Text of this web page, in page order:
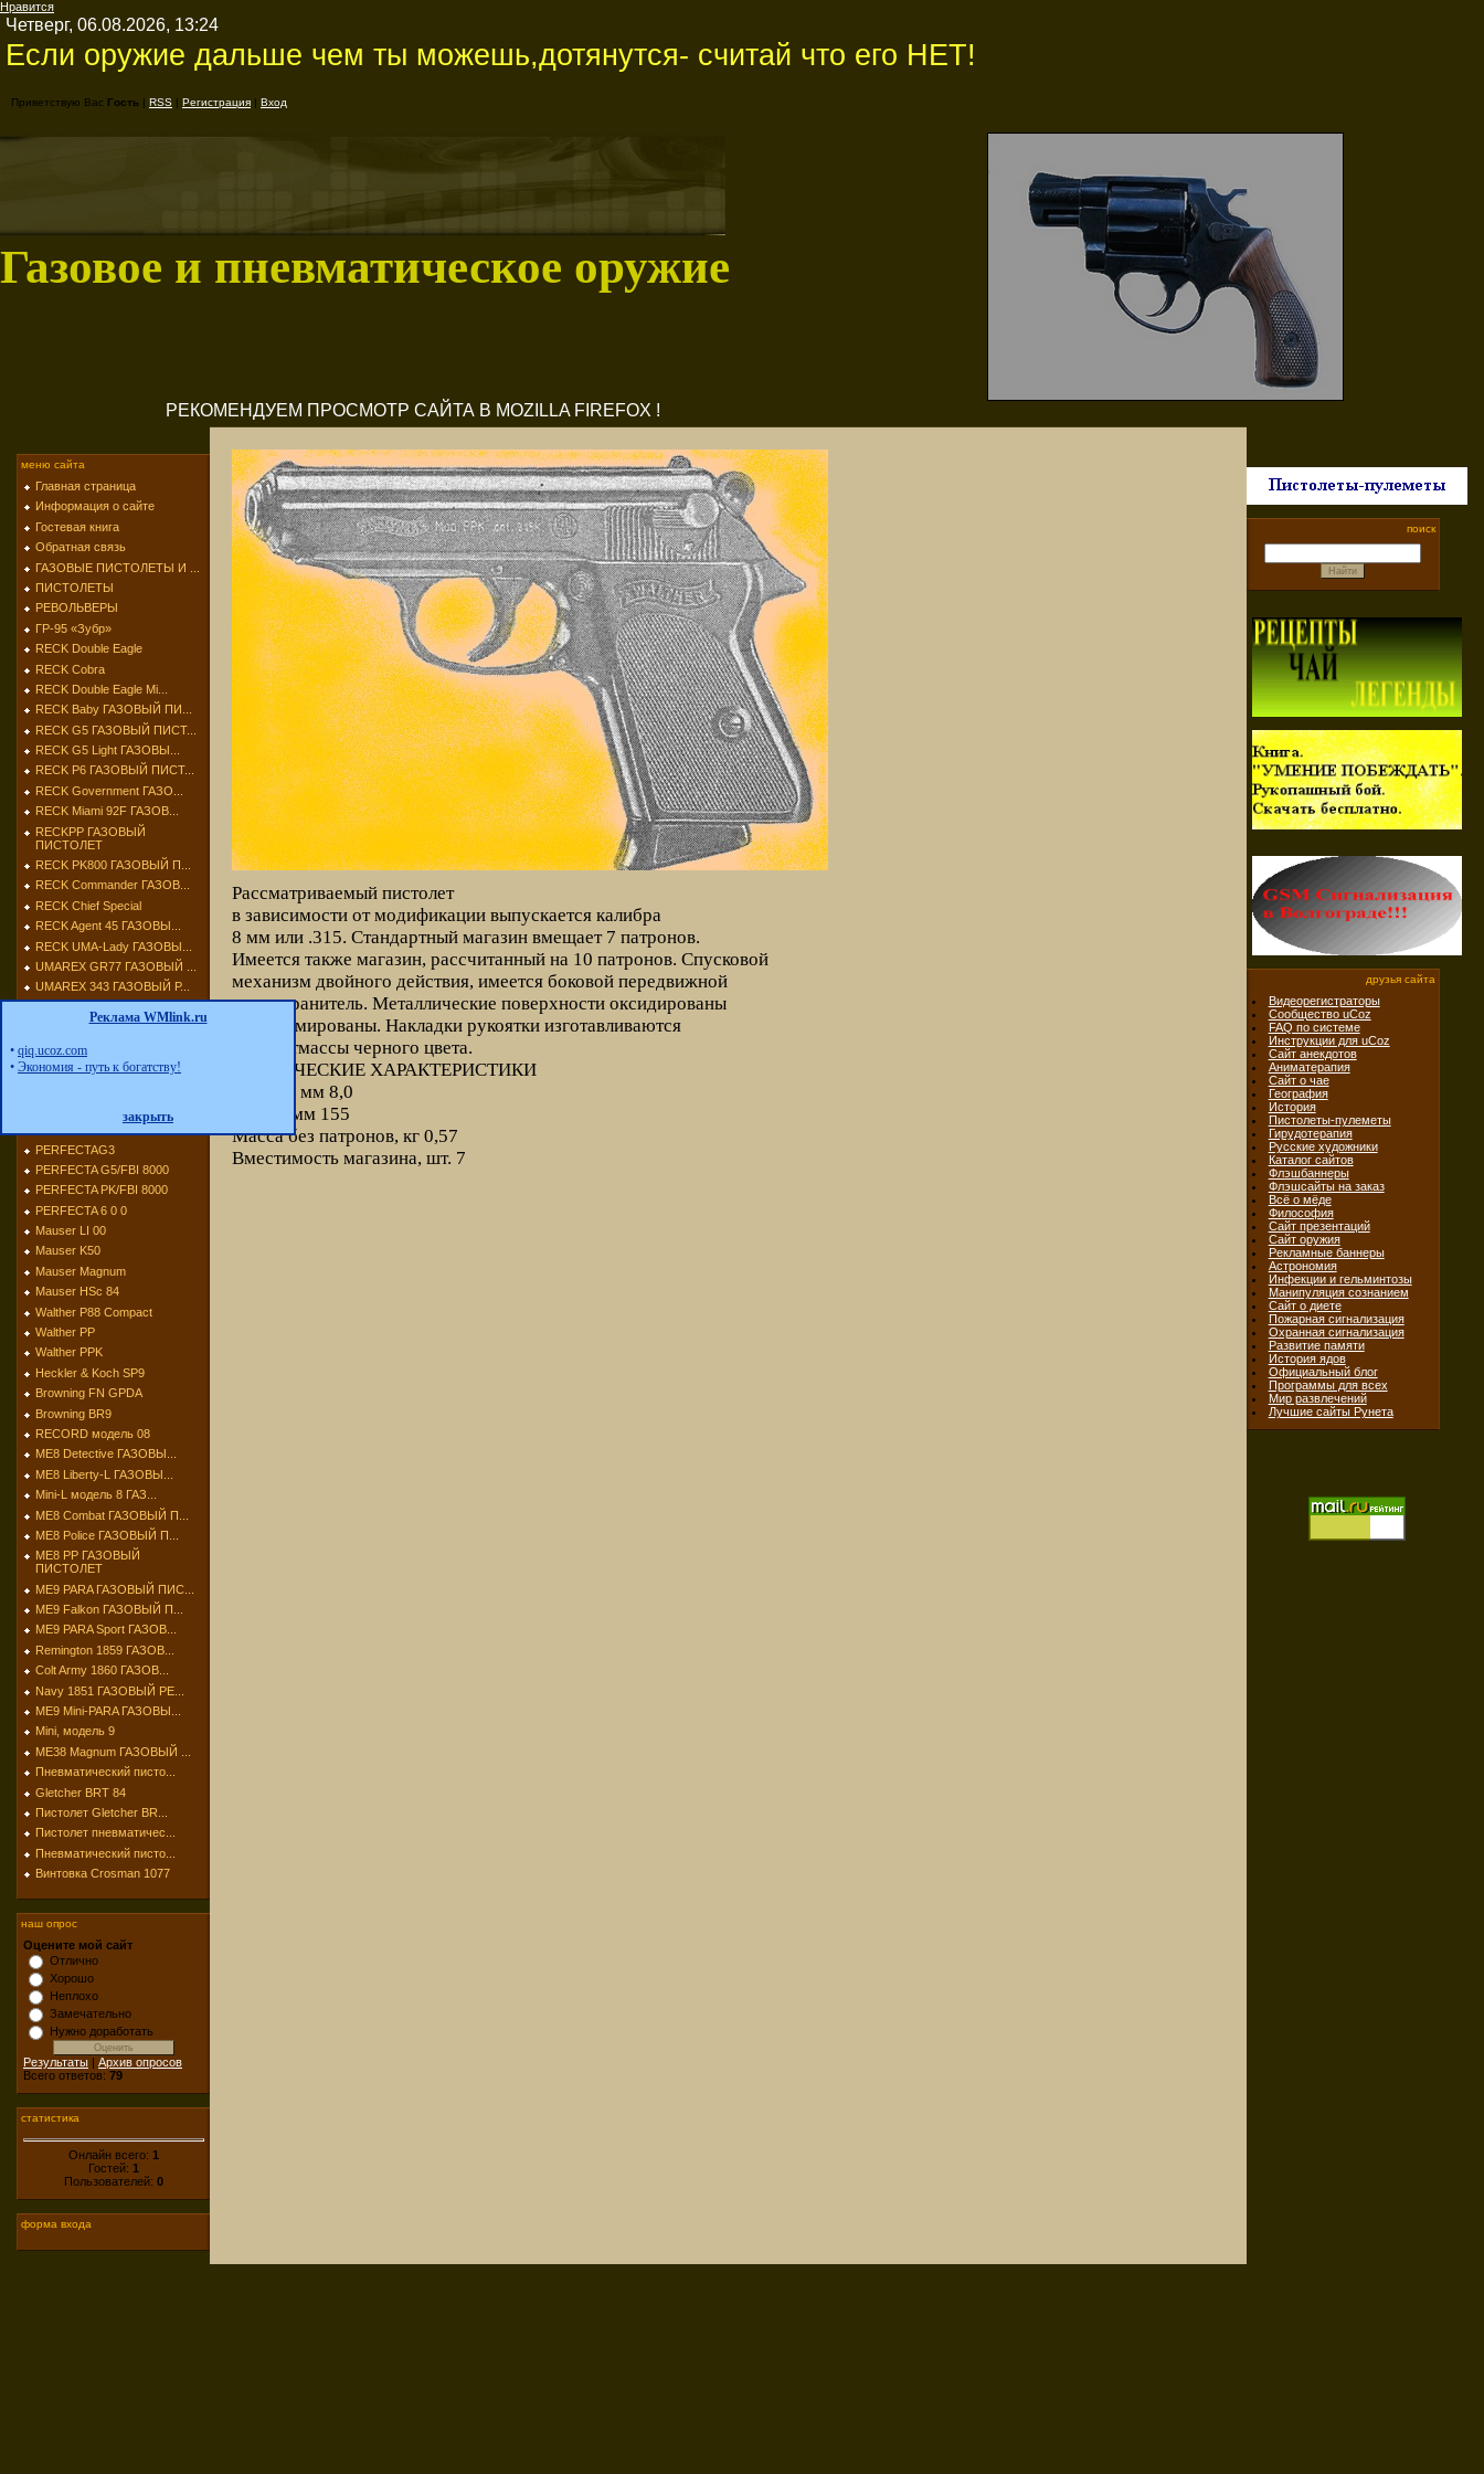
Нравится
Четверг, 06.08.2026, 13:24
Если оружие дальше чем ты можешь,дотянутся- считай что его НЕТ!
Приветствую Вас Гость | RSS | Регистрация | Вход
Газовое и пневматическое оружие
РЕКОМЕНДУЕМ ПРОСМОТР САЙТА В MOZILLA FIREFOX !
меню сайта
Главная страница
Информация о сайте
Гостевая книга
Обратная связь
ГАЗОВЫЕ ПИСТОЛЕТЫ И ...
ПИСТОЛЕТЫ
РЕВОЛЬВЕРЫ
ГР-95 «Зубр»
RECK Double Eagle
RECK Cobra
RECK Double Eagle Mi...
RECK Baby ГАЗОВЫЙ ПИ...
RECK G5 ГАЗОВЫЙ ПИСТ...
RECK G5 Light ГАЗОВЫ...
RECK P6 ГАЗОВЫЙ ПИСТ...
RECK Government ГАЗО...
RECK Miami 92F ГАЗОВ...
RECKPP ГАЗОВЫЙ
ПИСТОЛЕТ
RECK PK800 ГАЗОВЫЙ П...
RECK Commander ГАЗОВ...
RECK Chief Special
RECK Agent 45 ГАЗОВЫ...
RECK UMA-Lady ГАЗОВЫ...
UMAREX GR77 ГАЗОВЫЙ ...
UMAREX 343 ГАЗОВЫЙ Р...
UMAREX Python
UMAREX 302
UMAREX Brigadier ГАЗ...
PERFECTA G ГАЗОВЫЙ П...
PERFECTAG3
PERFECTA G5/FBI 8000
PERFECTA PK/FBI 8000
PERFECTA 6 0 0
Mauser LI 00
Mauser K50
Mauser Magnum
Mauser HSc 84
Walther P88 Compact
Walther PP
Walther PPK
Heckler & Koch SP9
Browning FN GPDA
Browning BR9
RECORD модель 08
МЕ8 Detective ГАЗОВЫ...
МЕ8 Liberty-L ГАЗОВЫ...
Mini-L модель 8 ГАЗ...
МЕ8 Combat ГАЗОВЫЙ П...
МЕ8 Police ГАЗОВЫЙ П...
МЕ8 РР ГАЗОВЫЙ
ПИСТОЛЕТ
МЕ9 PARA ГАЗОВЫЙ ПИС...
МЕ9 Falkon ГАЗОВЫЙ П...
МЕ9 PARA Sport ГАЗОВ...
Remington 1859 ГАЗОВ...
Colt Army 1860 ГАЗОВ...
Navy 1851 ГАЗОВЫЙ РЕ...
МЕ9 Mini-PARA ГАЗОВЫ...
Mini, модель 9
МЕ38 Magnum ГАЗОВЫЙ ...
Пневматический писто...
Gletcher BRT 84
Пистолет Gletcher BR...
Пистолет пневматичес...
Пневматический писто...
Винтовка Crosman 1077
Реклама WMlink.ru
• qiq.ucoz.com
• Экономия - путь к богатству!
закрыть
наш опрос
Оцените мой сайт
Отлично
Хорошо
Неплохо
Замечательно
Нужно доработать
Результаты | Архив опросов
Всего ответов: 79
статистика
Онлайн всего: 1
Гостей: 1
Пользователей: 0
форма входа
Рассматриваемый пистолет
в зависимости от модификации выпускается калибра
8 мм или .315. Стандартный магазин вмещает 7 патронов.
Имеется также магазин, рассчитанный на 10 патронов. Спусковой
механизм двойного действия, имеется боковой передвижной
предохранитель. Металлические поверхности оксидированы
или хромированы. Накладки рукоятки изготавливаются
из пластмассы черного цвета.
ТЕХНИЧЕСКИЕ ХАРАКТЕРИСТИКИ
Калибр, мм 8,0
Длина, мм 155
Масса без патронов, кг 0,57
Вместимость магазина, шт. 7
поиск
друзья сайта
Видеорегистраторы
Сообщество uCoz
FAQ по системе
Инструкции для uCoz
Сайт анекдотов
Аниматерапия
Сайт о чае
География
История
Пистолеты-пулеметы
Гирудотерапия
Русские художники
Каталог сайтов
Флэшбаннеры
Флэшсайты на заказ
Всё о мёде
Философия
Сайт презентаций
Сайт оружия
Рекламные баннеры
Астрономия
Инфекции и гельминтозы
Манипуляция сознанием
Сайт о диете
Пожарная сигнализация
Охранная сигнализация
Развитие памяти
История ядов
Официальный блог
Программы для всех
Мир развлечений
Лучшие сайты Рунета